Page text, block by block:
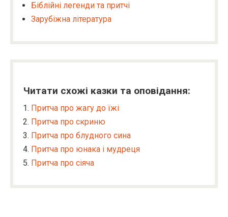
Біблійні легенди та притчі
Зарубіжна література
Читати схожі казки та оповідання:
Притча про жагу до їжі
Притча про скриню
Притча про блудного сина
Притча про юнака і мудреця
Притча про сіяча